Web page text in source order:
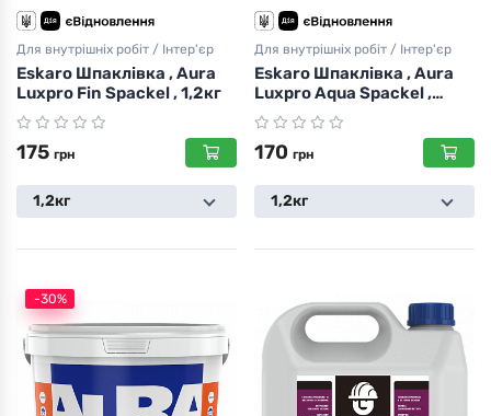
Для внутрішніх робіт / Інтер'єр
Eskaro Шпаклівка , Aura
Luxpro Fin Spackel , 1,2кг
175 грн
1,2кг
Для внутрішніх робіт / Інтер'єр
Eskaro Шпаклівка , Aura
Luxpro Aqua Spackel ,
1,2кг
170 грн
1,2кг
-30%